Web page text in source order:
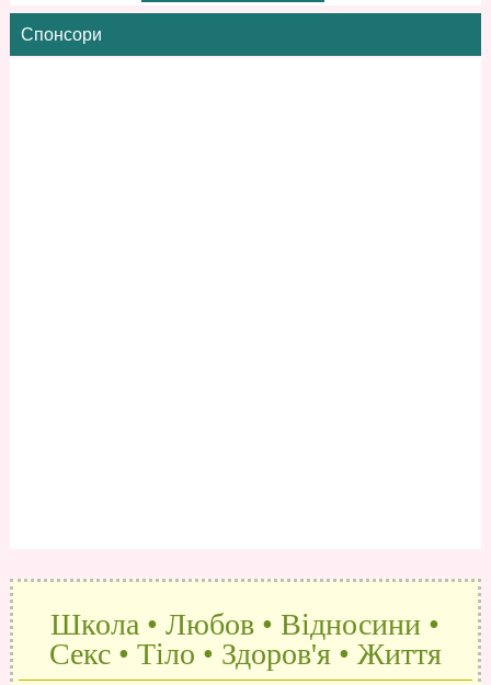
Спонсори
Школа • Любов • Відносини •
Секс • Тіло • Здоров'я • Життя